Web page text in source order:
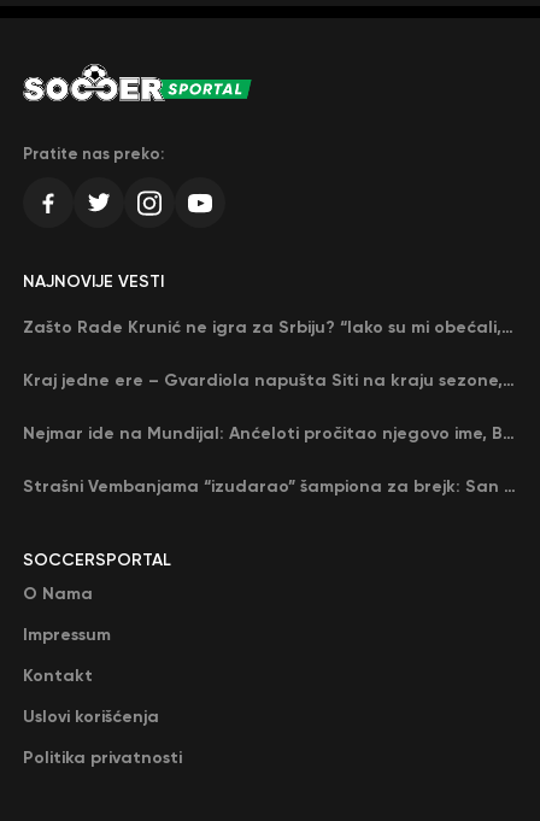
Pratite nas preko:
SOCCERSPORTAL
O Nama
Impressum
Kontakt
Uslovi korišćenja
Politika privatnosti
NAJNOVIJE VESTI
Zašto Rade Krunić ne igra za Srbiju? “Iako su mi obećali, niko me nije zvao…”
Kraj jedne ere – Gvardiola napušta Siti na kraju sezone, menja ga njegov nekadašnji rival
Nejmar ide na Mundijal: Anćeloti pročitao njegovo ime, Brazil u delirijumu (VIDEO)
Strašni Vembanjama “izudarao” šampiona za brejk: San Antonio poveo protiv Oklahome